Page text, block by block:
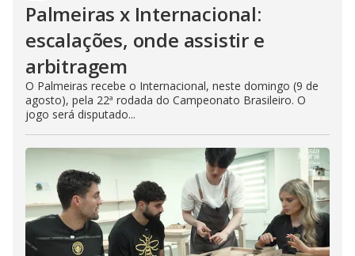
Palmeiras x Internacional:
escalações, onde assistir e
arbitragem
O Palmeiras recebe o Internacional, neste domingo (9 de
agosto), pela 22ª rodada do Campeonato Brasileiro. O
jogo será disputado...